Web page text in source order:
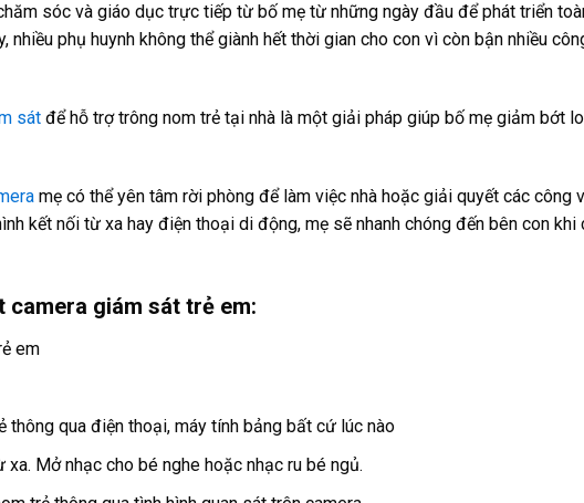
sóc và giáo dục trực tiếp từ bố mẹ từ những ngày đầu để phát triển
nhiều phụ huynh không thể giành hết thời gian cho con vì còn bận nhiều
sát để hỗ trợ trông nom trẻ tại nhà là một giải pháp giúp bố mẹ giảm bớt
mẹ có thể yên tâm rời phòng để làm việc nhà hoặc giải quyết các công
kết nối từ xa hay điện thoại di động, mẹ sẽ nhanh chóng đến bên con khi
giám sát trẻ em:
thông qua điện thoại, máy tính bảng bất cứ lúc nào
xa. Mở nhạc cho bé nghe hoặc nhạc ru bé ngủ.